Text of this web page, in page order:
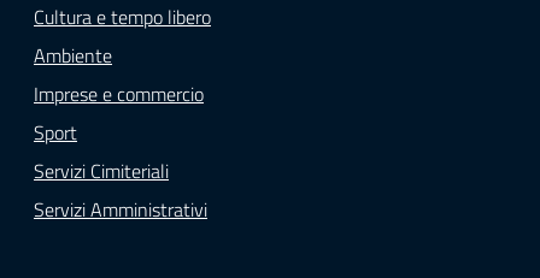
Cultura e tempo libero
Ambiente
Imprese e commercio
Sport
Servizi Cimiteriali
Servizi Amministrativi